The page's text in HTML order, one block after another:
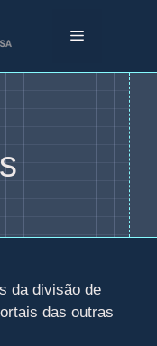
Menu
da divisão de
das outras